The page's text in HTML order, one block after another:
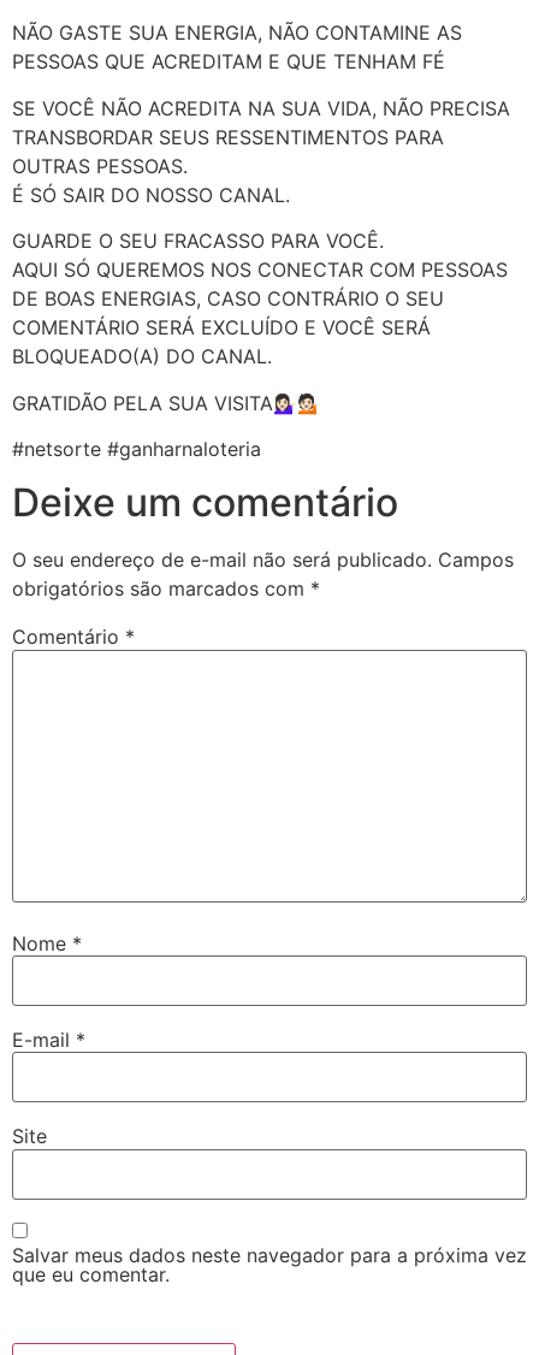
NÃO GASTE SUA ENERGIA, NÃO CONTAMINE AS
PESSOAS QUE ACREDITAM E QUE TENHAM FÉ
SE VOCÊ NÃO ACREDITA NA SUA VIDA, NÃO PRECISA
TRANSBORDAR SEUS RESSENTIMENTOS PARA
OUTRAS PESSOAS.
É SÓ SAIR DO NOSSO CANAL.
GUARDE O SEU FRACASSO PARA VOCÊ.
AQUI SÓ QUEREMOS NOS CONECTAR COM PESSOAS
DE BOAS ENERGIAS, CASO CONTRÁRIO O SEU
COMENTÁRIO SERÁ EXCLUÍDO E VOCÊ SERÁ
BLOQUEADO(A) DO CANAL.
GRATIDÃO PELA SUA VISITA💁🏻‍♀️💁🏻
#netsorte #ganharnaloteria
Deixe um comentário
O seu endereço de e-mail não será publicado. Campos
obrigatórios são marcados com *
Comentário *
Nome *
E-mail *
Site
Salvar meus dados neste navegador para a próxima vez
que eu comentar.